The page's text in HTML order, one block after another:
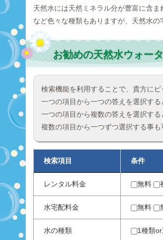
天然水には天然ミネラル分が豊富に含
など色々な種類もありますが、天然水の
お勧めの天然水ウォー
検索機能を利用することで、貴方に
一つの項目から一つの答えを選択す
一つの項目から複数の答えを選択す
複数の項目から一つずつ選択する事
検索項目 条件
レンタル料金 無料
水宅配料金 無料
水の種類 1種類